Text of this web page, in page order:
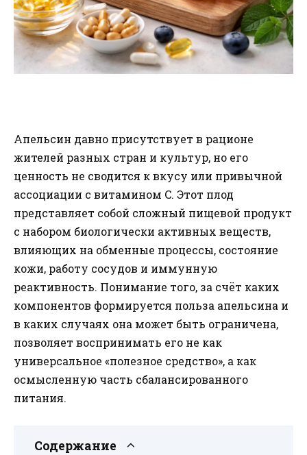
Апельсин давно присутствует в рационе
жителей разных стран и культур, но его
ценность не сводится к вкусу или привычной
ассоциации с витамином C. Этот плод
представляет собой сложный пищевой продукт
с набором биологически активных веществ,
влияющих на обменные процессы, состояние
кожи, работу сосудов и иммунную
реактивность. Понимание того, за счёт каких
компонентов формируется польза апельсина и
в каких случаях она может быть ограничена,
позволяет воспринимать его не как
универсальное «полезное средство», а как
осмысленную часть сбалансированного
питания.
Содержание